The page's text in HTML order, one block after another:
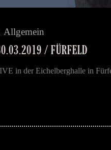
Allgemein
/ FÜRFELD
in der Eichelberghalle in